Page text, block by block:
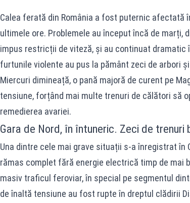
Calea ferată din România a fost puternic afectată
ultimele ore. Problemele au început încă de marți,
impus restricții de viteză, și au continuat dramatic
furtunile violente au pus la pământ zeci de arbori
Miercuri dimineață, o pană majoră de curent pe
tensiune, forțând mai multe trenuri de călători să
remedierea avariei.
Gara de Nord, în întuneric. Zeci de
Una dintre cele mai grave situații s-a înregistrat în
rămas complet fără energie electrică timp de mai
masiv traficul feroviar, în special pe segmentul
de înaltă tensiune au fost rupte în dreptul clădirii